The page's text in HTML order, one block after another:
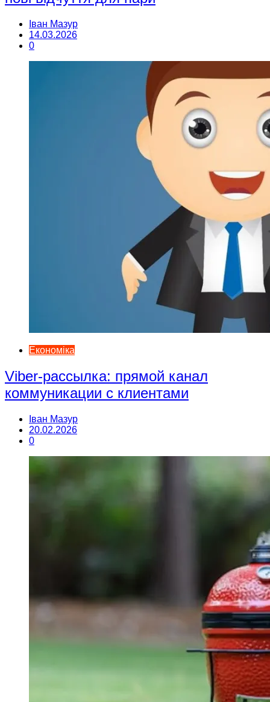
Іван Мазур
14.03.2026
0
Економіка
Viber-рассылка: прямой канал
коммуникации с клиентами
Іван Мазур
20.02.2026
0